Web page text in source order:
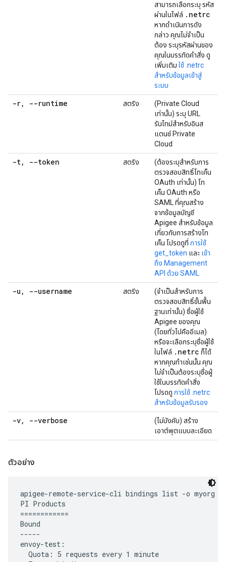
สามารถเลือกระบุ รหัส
ผ่านในไฟล์ . netrc
หากดำเนินการดัง
กล่าว คุณไม่จำเป็น
ต้อง ระบุรหัสผ่านของ
คุณในบรรทัดคำสั่ง ดู
เพิ่มเติม ใช้ .netrc
สำหรับข้อมูลเข้าสู่
ระบบ
-r, --runtime สตริง
(Private Cloud
เท่านั้น) ระบุ URL
รันไทม์สำหรับอินส
แตนซ์ Private
Cloud
-t, --token สตริง
(ต้องระบุสำหรับการ
ตรวจสอบสิทธิ์โทเค็น
OAuth เท่านั้น) โท
เค็น OAuth หรือ
SAML ที่คุณสร้าง
จากข้อมูลบัญชี
Apigee สำหรับข้อมูล
เกี่ยวกับการสร้างโท
เค็น โปรดดูที่ การใช้
get_token และ เข้า
ถึง Management
API ด้วย SAML
-u , --username สตริง
(จำเป็นสำหรับการ
ตรวจสอบสิทธิ์ขั้นพื้น
ฐานเท่านั้น) ชื่อผู้ใช้
Apigee ของคุณ
(โดยทั่วไปคืออีเมล)
หรือจะเลือกระบุชื่อผู้ใช้
ในไฟล์ . netrc ก็ได้
หากคุณทำเช่นนั้น คุณ
ไม่จำเป็นต้องระบุชื่อผู้
ใช้ในบรรทัดคำสั่ง
โปรดดู การใช้ .netrc
สำหรับข้อมูลรับรอง
-v, --verbose
(ไม่บังคับ) สร้าง
เอาต์พุตแบบละเอียด
ตัวอย่าง
apigee-remote-service-cli bindings list -o myorg -
PI Products
============
Bound
-----
envoy-test:
  Quota: 5 requests every 1 minute